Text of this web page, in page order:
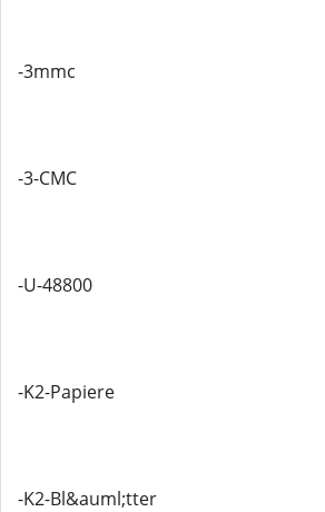
-3mmc
-3-CMC
-U-48800
-K2-Papiere
-K2-Bl&auml;tter